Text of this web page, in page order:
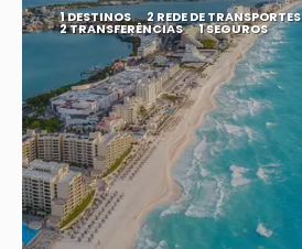
1 DESTINOS 2 REDE DE TRANSPORTES
2 TRANSFERÊNCIAS 1 SEGUROS